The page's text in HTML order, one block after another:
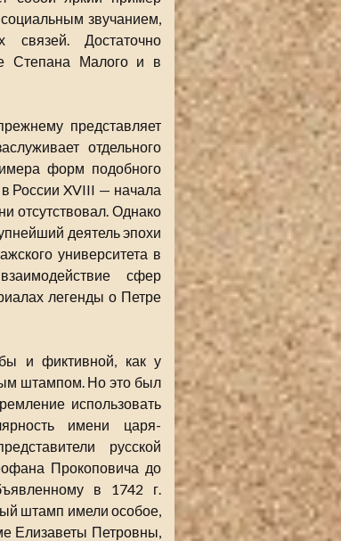
звучанием,
Достаточно
Степана Малого и в
представляет
отдельного
форм подобного
России XVIII — начала
отсутствовал. Однако
деятель эпохи
университета в
сфер
легенды о Петре
и фиктивной, как у
штампом. Но это был
использовать
имени царя-
русской
Прокоповича до
в 1742 г.
штамп имели особое,
Елизаветы Петровны,